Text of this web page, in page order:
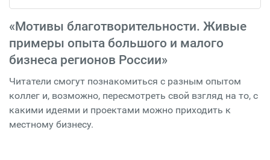
«Мотивы благотворительности. Живые
примеры опыта большого и малого
бизнеса регионов России»
Читатели смогут познакомиться с разным опытом
коллег и, возможно, пересмотреть свой взгляд на то, с
какими идеями и проектами можно приходить к
местному бизнесу.